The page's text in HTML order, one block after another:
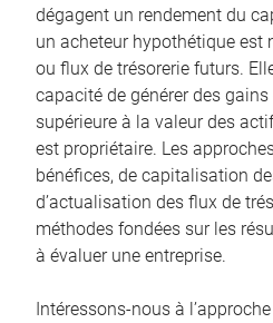
dégagent un rendement du
un acheteur hypothétique est
ou flux de trésorerie futurs.
capacité de générer des gains
supérieure à la valeur des
est propriétaire. Les
bénéfices, de capitalisation
d’actualisation des flux de
méthodes fondées sur les
à évaluer une entreprise.
Intéressons-nous à